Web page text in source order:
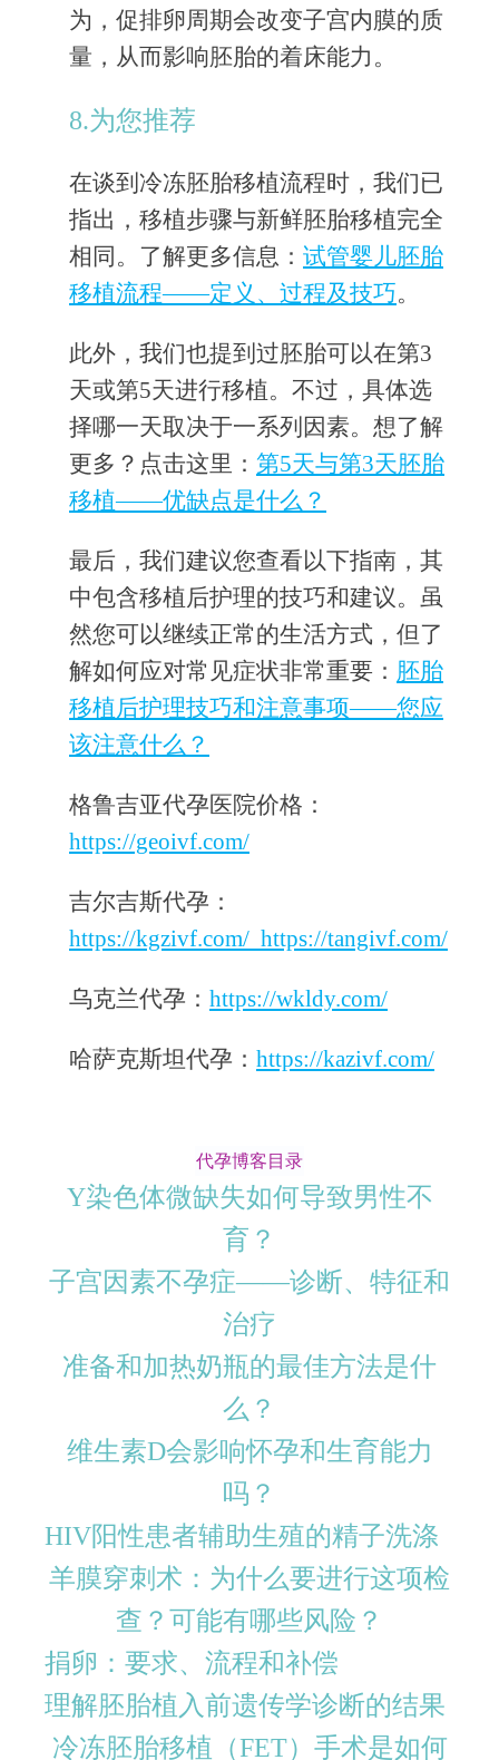
为，促排卵周期会改变子宫内膜的质
量，从而影响胚胎的着床能力。
8.为您推荐
在谈到冷冻胚胎移植流程时，我们已
指出，移植步骤与新鲜胚胎移植完全
相同。了解更多信息： 试管婴儿胚胎
移植流程——定义、过程及技巧。
此外，我们也提到过胚胎可以在第3
天或第5天进行移植。不过，具体选
择哪一天取决于一系列因素。想了解
更多？点击这里： 第5天与第3天胚胎
移植——优缺点是什么？
最后，我们建议您查看以下指南，其
中包含移植后护理的技巧和建议。虽
然您可以继续正常的生活方式，但了
解如何应对常见症状非常重要： 胚胎
移植后护理技巧和注意事项——您应
该注意什么？
格鲁吉亚代孕医院价格：
https://geoivf.com/
吉尔吉斯代孕：
https://kgzivf.com/ https://tangivf.com/
乌克兰代孕： https://wkldy.com/
哈萨克斯坦代孕： https://kazivf.com/
代孕博客目录
Y染色体微缺失如何导致男性不
育？
子宫因素不孕症——诊断、特征和
治疗
准备和加热奶瓶的最佳方法是什
么？
维生素D会影响怀孕和生育能力
吗？
HIV阳性患者辅助生殖的精子洗涤
羊膜穿刺术：为什么要进行这项检
查？可能有哪些风险？
捐卵：要求、流程和补偿
理解胚胎植入前遗传学诊断的结果
冷冻胚胎移植（FET）手术是如何